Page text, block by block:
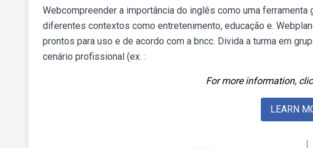
Webcompreender a importância do inglês como uma
diferentes contextos como entretenimento, educação e.
prontos para uso e de acordo com a bncc. Divida a turma em
cenário profissional (ex. :
For more information,
LEARN